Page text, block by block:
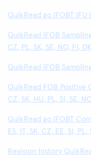
QuikRead go iFOBT IFU
QuikRead iFOB
CZ, PL, SK, SE, NO, FI,
QuikRead iFOB
QuikRead FOB Positive
CZ, SK, HU, PL, SI, SE,
QuikRead go iFOBT
ES, IT, SK, CZ, EE, SI,
Revision history